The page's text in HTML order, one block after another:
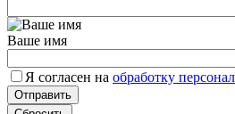
Ваше имя
Я согласен на обработку